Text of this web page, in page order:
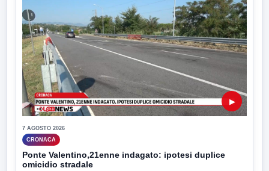
▶
7 AGOSTO 2026
CRONACA
Ponte Valentino,21enne indagato: ipotesi duplice
omicidio stradale